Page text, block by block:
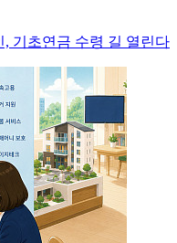
기초연금 수령 길 열린다